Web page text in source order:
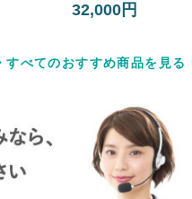
32,000円
すべてのおすすめ商品を見る